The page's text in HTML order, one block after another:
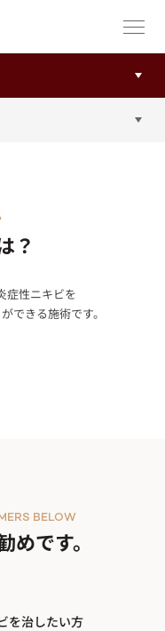
？
症性ニキビを
できる施術です。
めです。
BELOW
を治したい方